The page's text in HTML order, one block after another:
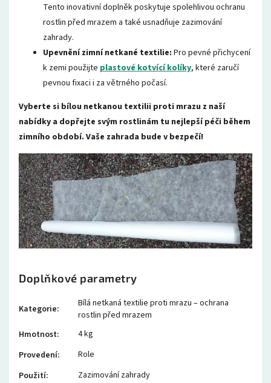
Tento inovativní doplněk poskytuje spolehlivou ochranu
rostlin před mrazem a také usnadňuje zazimování
zahrady.
Upevnění zimní netkané textilie: Pro pevné přichycení
k zemi použijte plastové kotvící kolíky, které zaručí
pevnou fixaci i za větrného počasí.
Vyberte si bílou netkanou textilii proti mrazu z naší
nabídky a dopřejte svým rostlinám tu nejlepší péči během
zimního období. Vaše zahrada bude v bezpečí!
Doplňkové parametry
Kategorie:
Bílá netkaná textilie proti mrazu – ochrana
rostlin před mrazem
Hmotnost:
4 kg
Provedení:
Role
Použití:
Zazimování zahrady